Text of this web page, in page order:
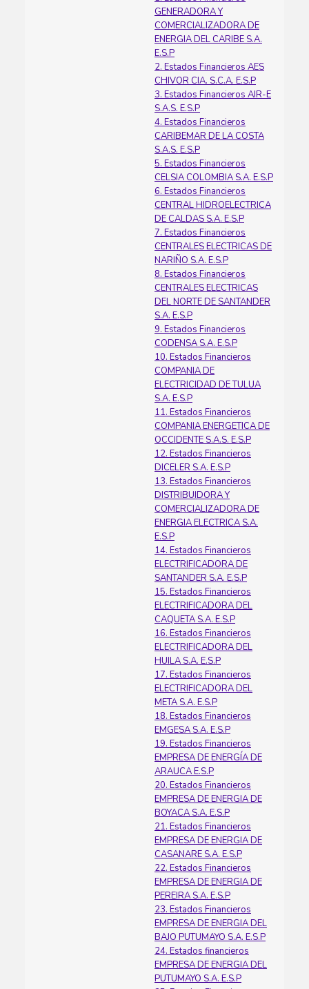
GENERADORA Y
COMERCIALIZADORA DE
ENERGIA DEL CARIBE S.A.
E.S.P
2. Estados Financieros AES
CHIVOR CIA. S.C.A. E.S.P
3. Estados Financieros AIR-E
S.A.S. E.S.P
4. Estados Financieros
CARIBEMAR DE LA COSTA
S.A.S. E.S.P
5. Estados Financieros
CELSIA COLOMBIA S.A. E.S.P
6. Estados Financieros
CENTRAL HIDROELECTRICA
DE CALDAS S.A. E.S.P
7. Estados Financieros
CENTRALES ELECTRICAS DE
NARIÑO S.A. E.S.P
8. Estados Financieros
CENTRALES ELECTRICAS
DEL NORTE DE SANTANDER
S.A. E.S.P
9. Estados Financieros
CODENSA S.A. E.S.P
10. Estados Financieros
COMPANIA DE
ELECTRICIDAD DE TULUA
S.A. E.S.P
11. Estados Financieros
COMPANIA ENERGETICA DE
OCCIDENTE S.A.S. E.S.P
12. Estados Financieros
DICELER S.A. E.S.P
13. Estados Financieros
DISTRIBUIDORA Y
COMERCIALIZADORA DE
ENERGIA ELECTRICA S.A.
E.S.P
14. Estados Financieros
ELECTRIFICADORA DE
SANTANDER S.A. E.S.P
15. Estados Financieros
ELECTRIFICADORA DEL
CAQUETA S.A. E.S.P
16. Estados Financieros
ELECTRIFICADORA DEL
HUILA S.A. E.S.P
17. Estados Financieros
ELECTRIFICADORA DEL
META S.A. E.S.P
18. Estados Financieros
EMGESA S.A. E.S.P
19. Estados Financieros
EMPRESA DE ENERGÍA DE
ARAUCA E.S.P
20. Estados Financieros
EMPRESA DE ENERGIA DE
BOYACA S.A. E.S.P
21. Estados Financieros
EMPRESA DE ENERGIA DE
CASANARE S.A. E.S.P
22. Estados Financieros
EMPRESA DE ENERGIA DE
PEREIRA S.A. E.S.P
23. Estados Financieros
EMPRESA DE ENERGIA DEL
BAJO PUTUMAYO S.A. E.S.P
24. Estados financieros
EMPRESA DE ENERGIA DEL
PUTUMAYO S.A. E.S.P